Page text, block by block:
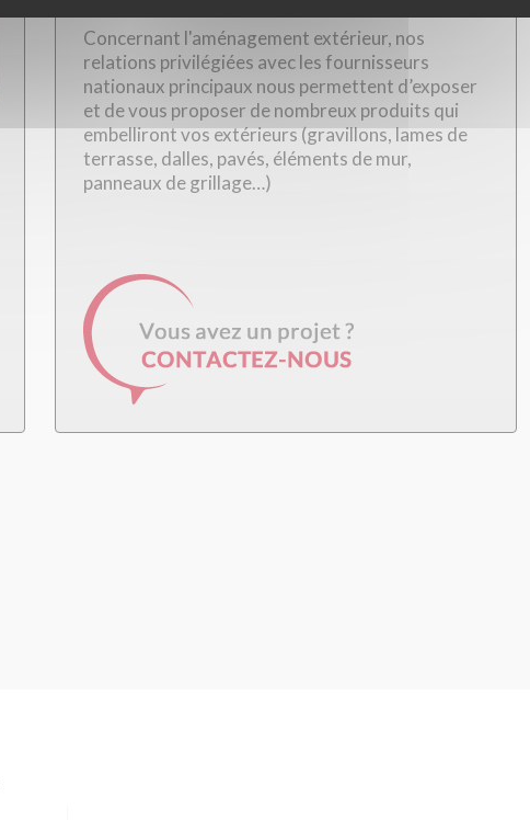
Concernant l'aménagement extérieur, nos
relations privilégiées avec les fournisseurs
nationaux principaux nous permettent d’exposer
et de vous proposer de nombreux produits qui
embelliront vos extérieurs (gravillons, lames de
terrasse, dalles, pavés, éléments de mur,
panneaux de grillage…)